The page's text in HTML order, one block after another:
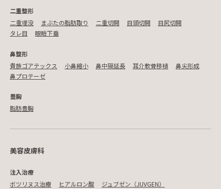
二重整形
二重埋没
まぶたの脂肪取り 二重切開 目頭切開
目尻切開
タレ目
眼瞼下垂
鼻整形
貴族ゴアテックス
小鼻縮小 鼻中隔延長 耳介軟骨移植
鼻尖形成
鼻プロテーゼ
豊胸
脂肪豊胸
美容皮膚科
注入治療
ボツリヌス治療
ヒアルロン酸
ジュブゼン（JUVGEN）